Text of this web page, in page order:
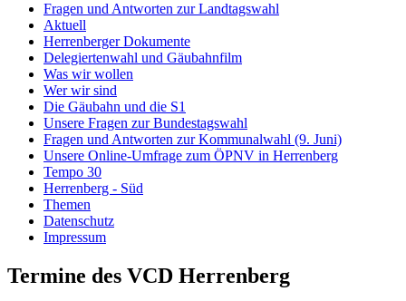
Fragen und Antworten zur Landtagswahl
Aktuell
Herrenberger Dokumente
Delegiertenwahl und Gäubahnfilm
Was wir wollen
Wer wir sind
Die Gäubahn und die S1
Unsere Fragen zur Bundestagswahl
Fragen und Antworten zur Kommunalwahl (9. Juni)
Unsere Online-Umfrage zum ÖPNV in Herrenberg
Tempo 30
Herrenberg - Süd
Themen
Datenschutz
Impressum
Termine des VCD Herrenberg